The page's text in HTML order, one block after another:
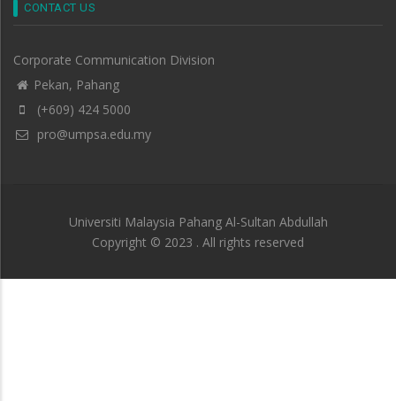
CONTACT US
Corporate Communication Division
Pekan, Pahang
(+609) 424 5000
pro@umpsa.edu.my
Universiti Malaysia Pahang Al-Sultan Abdullah
Copyright © 2023 . All rights reserved